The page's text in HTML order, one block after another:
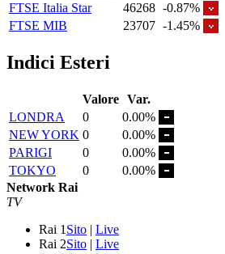
FTSE Italia Star
46268 -0.87%
FTSE MIB
23707 -1.45%
Indici Esteri
Valore Var.
LONDRA
0
0.00%
NEW YORK 0
0.00%
PARIGI
0
0.00%
TOKYO
0
0.00%
Network Rai
TV
Rai 1 Sito | Live
Rai 2Sito | Live